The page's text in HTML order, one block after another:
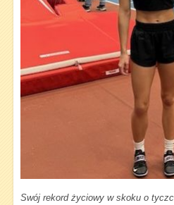
Swój rekord życiowy w skoku o